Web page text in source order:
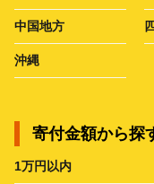
中国地方
沖縄
寄付金額から探
1万円以内